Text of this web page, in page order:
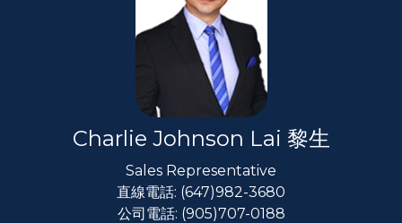
Charlie Johnson Lai 黎生
Sales Representative
直線電話: (647)982-3680
公司電話: (905)707-0188